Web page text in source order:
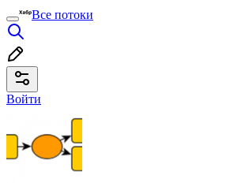
Все потоки
Войти